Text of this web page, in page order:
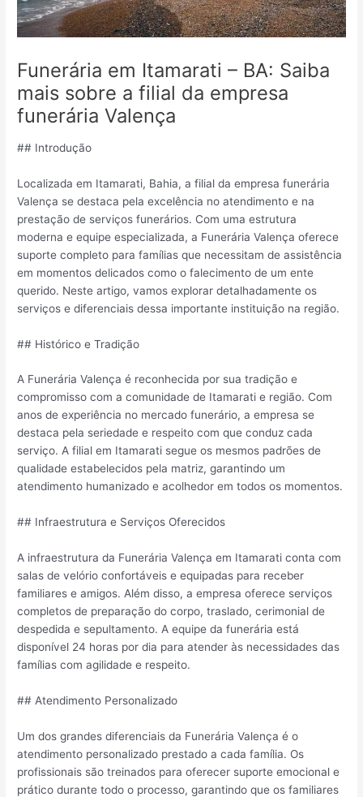
Funerária em Itamarati – BA: Saiba
mais sobre a filial da empresa
funerária Valença
## Introdução
Localizada em Itamarati, Bahia, a filial da empresa funerária
Valença se destaca pela excelência no atendimento e na
prestação de serviços funerários. Com uma estrutura
moderna e equipe especializada, a Funerária Valença oferece
suporte completo para famílias que necessitam de assistência
em momentos delicados como o falecimento de um ente
querido. Neste artigo, vamos explorar detalhadamente os
serviços e diferenciais dessa importante instituição na região.
## Histórico e Tradição
A Funerária Valença é reconhecida por sua tradição e
compromisso com a comunidade de Itamarati e região. Com
anos de experiência no mercado funerário, a empresa se
destaca pela seriedade e respeito com que conduz cada
serviço. A filial em Itamarati segue os mesmos padrões de
qualidade estabelecidos pela matriz, garantindo um
atendimento humanizado e acolhedor em todos os momentos.
## Infraestrutura e Serviços Oferecidos
A infraestrutura da Funerária Valença em Itamarati conta com
salas de velório confortáveis e equipadas para receber
familiares e amigos. Além disso, a empresa oferece serviços
completos de preparação do corpo, traslado, cerimonial de
despedida e sepultamento. A equipe da funerária está
disponível 24 horas por dia para atender às necessidades das
famílias com agilidade e respeito.
## Atendimento Personalizado
Um dos grandes diferenciais da Funerária Valença é o
atendimento personalizado prestado a cada família. Os
profissionais são treinados para oferecer suporte emocional e
prático durante todo o processo, garantindo que os familiares